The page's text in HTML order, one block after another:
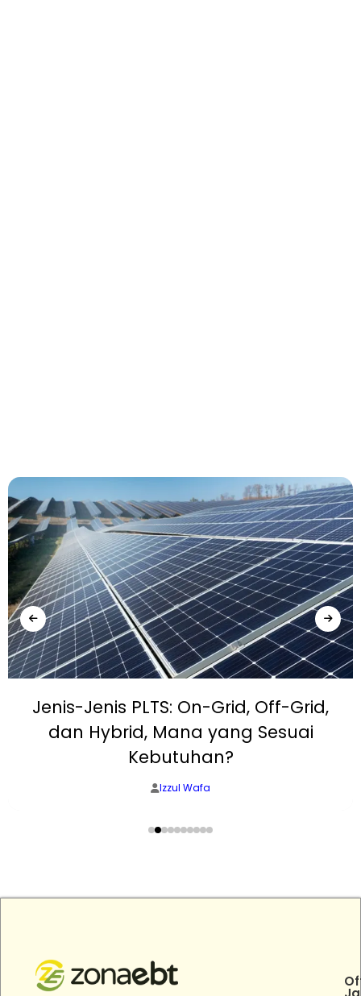
Jenis-Jenis PLTS: On-Grid, Off-Grid,
dan Hybrid, Mana yang Sesuai
Kebutuhan?
Izzul Wafa